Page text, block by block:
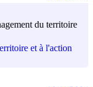
du territoire
et à l'action